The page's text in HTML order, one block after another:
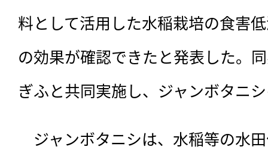
料として活用した水稲栽培の食害
の効果が確認できたと発表した。
ぎふと共同実施し、ジャンボタニ
ジャンボタニシは、 水稲等の水